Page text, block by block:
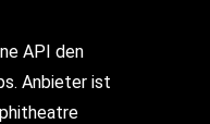
API den
Anbieter ist